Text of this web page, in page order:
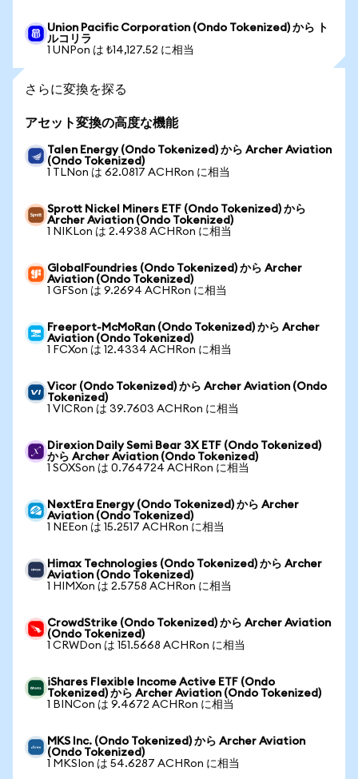
Union Pacific Corporation (Ondo Tokenized) から ト
ルコリラ
1 UNPon は ₺14,127.52 に相当
さらに変換を探る
アセット変換の高度な機能
Talen Energy (Ondo Tokenized) から Archer Aviation
(Ondo Tokenized)
1 TLNon は 62.0817 ACHRon に相当
Sprott Nickel Miners ETF (Ondo Tokenized) から
Archer Aviation (Ondo Tokenized)
1 NIKLon は 2.4938 ACHRon に相当
GlobalFoundries (Ondo Tokenized) から Archer
Aviation (Ondo Tokenized)
1 GFSon は 9.2694 ACHRon に相当
Freeport-McMoRan (Ondo Tokenized) から Archer
Aviation (Ondo Tokenized)
1 FCXon は 12.4334 ACHRon に相当
Vicor (Ondo Tokenized) から Archer Aviation (Ondo
Tokenized)
1 VICRon は 39.7603 ACHRon に相当
Direxion Daily Semi Bear 3X ETF (Ondo Tokenized)
から Archer Aviation (Ondo Tokenized)
1 SOXSon は 0.764724 ACHRon に相当
NextEra Energy (Ondo Tokenized) から Archer
Aviation (Ondo Tokenized)
1 NEEon は 15.2517 ACHRon に相当
Himax Technologies (Ondo Tokenized) から Archer
Aviation (Ondo Tokenized)
1 HIMXon は 2.5758 ACHRon に相当
CrowdStrike (Ondo Tokenized) から Archer Aviation
(Ondo Tokenized)
1 CRWDon は 151.5668 ACHRon に相当
iShares Flexible Income Active ETF (Ondo
Tokenized) から Archer Aviation (Ondo Tokenized)
1 BINCon は 9.4672 ACHRon に相当
MKS Inc. (Ondo Tokenized) から Archer Aviation
(Ondo Tokenized)
1 MKSIon は 54.6287 ACHRon に相当